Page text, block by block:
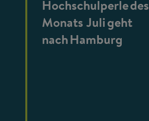
Hochschulperle des
Monats Juli geht
nach Hamburg